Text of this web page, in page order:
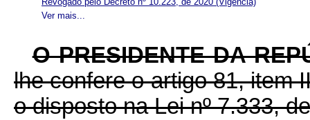
Ver mais...
O PRESIDENTE DA
lhe confere o artigo 81, item
o disposto na Lei nº 7.333,